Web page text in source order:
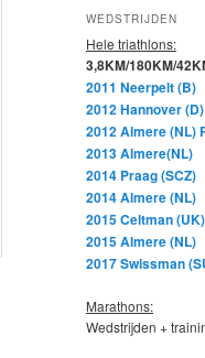
WEDSTRIJDEN
Hele triathlons:
3,8KM/180KM/
2011 Neerpelt (B)
2012 Hannover (D)
2012 Almere (NL)
2013 Almere(NL)
2014 Praag (SCZ)
2014 Almere (NL)
2015 Celtman (UK)
2015 Almere (NL)
2017 Swissman
Marathons:
Wedstrijden +